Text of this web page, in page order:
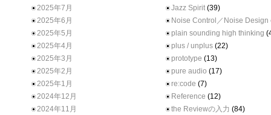
2025年7月
2025年6月
2025年5月
2025年4月
2025年3月
2025年2月
2025年1月
2024年12月
2024年11月
Jazz Spirit (39)
Noise Control／Noise Design
plain sounding high thinking
plus / unplus (22)
prototype (13)
pure audio (17)
re:code (7)
Reference (12)
the Reviewの入力 (84)